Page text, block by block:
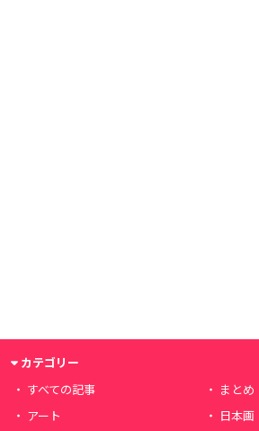
カテゴリー
すべての記事
まとめ
アート
日本画